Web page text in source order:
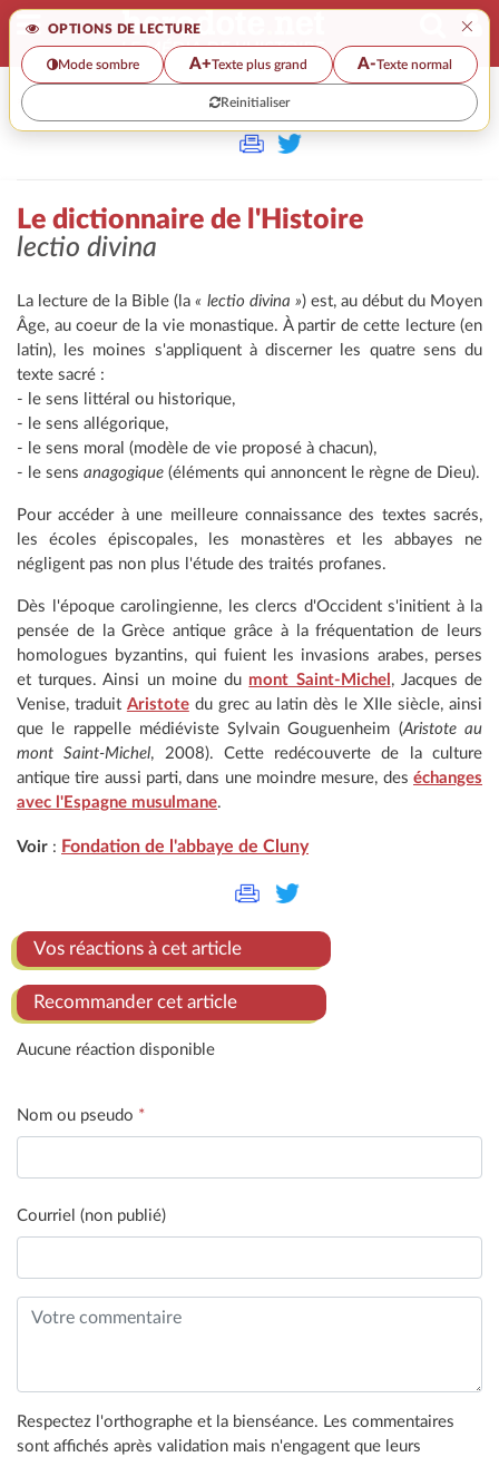
OPTIONS DE LECTURE ×
Mode sombre A+Texte plus grand A-Texte normal
Reinitialiser
>>
Le dictionnaire de l'Histoire
lectio divina
La lecture de la Bible (la« lectio divina ») est, au début du Moyen
Âge, au coeur de la vie monastique. À partir de cette lecture (en
latin), les moines s'appliquent à discerner les quatre sens du
texte sacré :
- le sens littéral ou historique,
- le sens allégorique,
- le sens moral (modèle de vie proposé à chacun),
- le sens anagogique (éléments qui annoncent le règne de Dieu).
Pour accéder à une meilleure connaissance des textes sacrés,
les écoles épiscopales, les monastères et les abbayes ne
négligent pas non plus l'étude des traités profanes.
Dès l'époque carolingienne, les clercs d'Occident s'initient à la
pensée de la Grèce antique grâce à la fréquentation de leurs
homologues byzantins, qui fuient les invasions arabes, perses
et turques. Ainsi un moine du mont Saint-Michel , Jacques de
Venise, traduit Aristotedu grec au latin dès le XIIe siècle, ainsi
que le rappelle médiéviste Sylvain Gouguenheim (Aristote au
mont Saint-Michel, 2008). Cette redécouverte de la culture
antique tire aussi parti, dans une moindre mesure, des échanges
avec l'Espagne musulmane.
Voir : Fondation de l'abbaye de Cluny
Vos réactions à cet article
Recommander cet article
Aucune réaction disponible
Nom ou pseudo *
Courriel (non publié)
Respectez l'orthographe et la bienséance. Les commentaires
sont affichés après validation mais n'engagent que leurs